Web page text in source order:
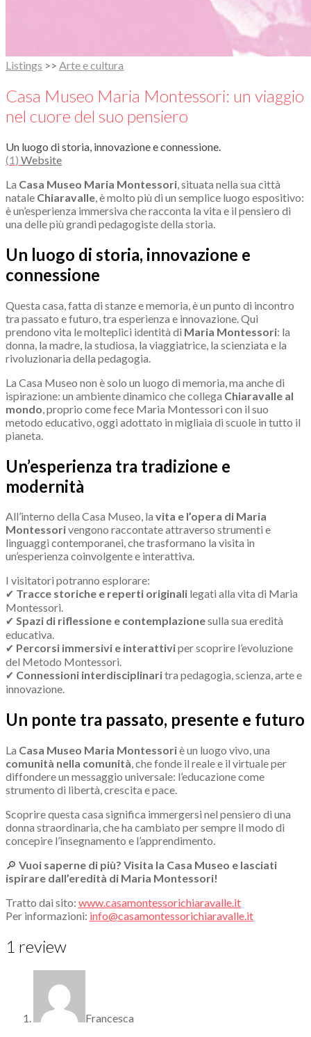
Listings >> Arte e cultura
Casa Museo Maria Montessori: un viaggio
nel cuore del suo pensiero
Un luogo di storia, innovazione e connessione.
(1 ) Website
La Casa Museo Maria Montessori, situata nella sua città
natale Chiaravalle, è molto più di un semplice luogo espositivo:
è un’esperienza immersiva che racconta la vita e il pensiero di
una delle più grandi pedagogiste della storia.
Un luogo di storia, innovazione e
connessione
Questa casa, fatta di stanze e memoria, è un punto di incontro
tra passato e futuro, tra esperienza e innovazione. Qui
prendono vita le molteplici identità di Maria Montessori: la
donna, la madre, la studiosa, la viaggiatrice, la scienziata e la
rivoluzionaria della pedagogia.
La Casa Museo non è solo un luogo di memoria, ma anche di
ispirazione: un ambiente dinamico che collega Chiaravalle al
mondo , proprio come fece Maria Montessori con il suo
metodo educativo, oggi adottato in migliaia di scuole in tutto il
pianeta.
Un’esperienza tra tradizione e
modernità
All’interno della Casa Museo, la vita e l’opera di Maria
Montessorivengono raccontate attraverso strumenti e
linguaggi contemporanei, che trasformano la visita in
un’esperienza coinvolgente e interattiva.
I visitatori potranno esplorare:
✔️ Tracce storiche e reperti originali legati alla vita di Maria
Montessori.
✔️ Spazi di riflessione e contemplazionesulla sua eredità
educativa.
✔️ Percorsi immersivi e interattiviper scoprire l’evoluzione
del Metodo Montessori.
✔️ Connessioni interdisciplinaritra pedagogia, scienza, arte e
innovazione.
Un ponte tra passato, presente e futuro
La Casa Museo Maria Montessoriè un luogo vivo, una
comunità nella comunità, che fonde il reale e il virtuale per
diffondere un messaggio universale: l’educazione come
strumento di libertà, crescita e pace.
Scoprire questa casa significa immergersi nel pensiero di una
donna straordinaria, che ha cambiato per sempre il modo di
concepire l’insegnamento e l’apprendimento.
🔎 Vuoi saperne di più? Visita la Casa Museo e lasciati
ispirare dall’eredità di Maria Montessori!
Tratto dai sito: www.casamontessorichiaravalle.it
Per informazioni: info@casamontessorichiaravalle.it
1 review
Francesca